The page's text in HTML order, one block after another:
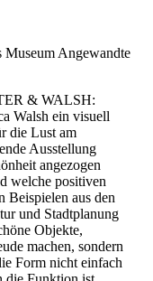
Angewandte
& WALSH:
Walsh ein visuell
die Lust am
Ausstellung
angezogen
welche positiven
Beispielen aus den
und Stadtplanung
Objekte,
machen, sondern
Form nicht einfach